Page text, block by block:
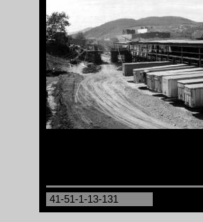
41-51-1-13-131